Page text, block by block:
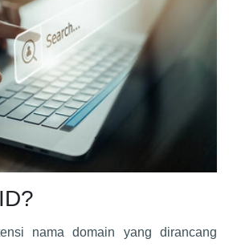
nama domain yang dirancang